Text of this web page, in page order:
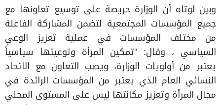
وبين لوتاه أن الوزارة حريصة على توسيع تعاونها مع
جميع المؤسسات المجتمعية لتضمن المشاركة الفاعلة
من مختلف المؤسسات في عملية تعزيز الوعي
السياسي ، وقال: “تمكين المرأة وتوعيتها سياسياً
يعتبر من أولويات الوزارة، ويصب التعاون مع الاتحاد
النسائي العام الذي يعتبر من المؤسسات الرائدة في
مجال المرأة وتعزيز مكانتها ليس على المستوى المحلي